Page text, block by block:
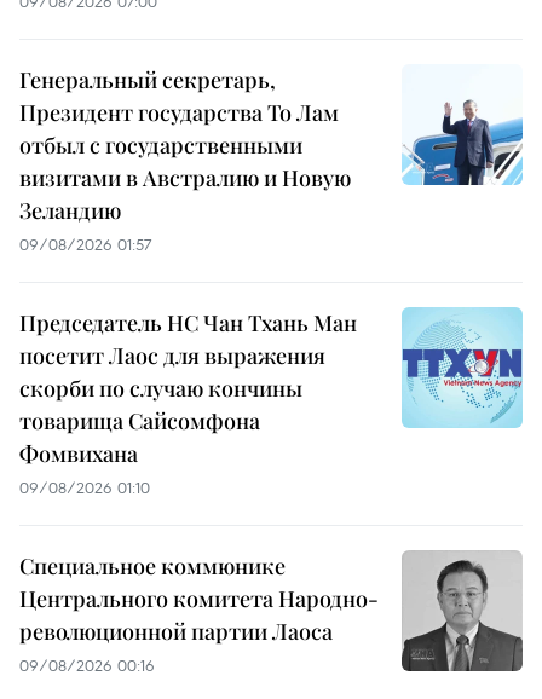
Генеральный секретарь,
Президент государства То Лам
отбыл с государственными
визитами в Австралию и Новую
Зеландию
09/08/2026 01:57
Председатель НС Чан Тхань Ман
посетит Лаос для выражения
скорби по случаю кончины
товарища Сайсомфона
Фомвихана
09/08/2026 01:10
Специальное коммюнике
Центрального комитета Народно-
революционной партии Лаоса
09/08/2026 00:16